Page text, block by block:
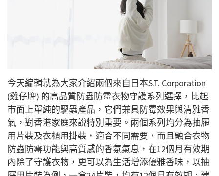
今天編輯就為大家介紹兩個來自日本S.T. Corporation
(雞仔牌) 的高品質防蟲防霉衣物守護系列選擇，比起
市面上單純的驅蟲產品，它們兼具防霉效果與清雅香
氣，對香港家庭來說特別重要。兩個系列均分為抽屜
用片裝及衣櫃用掛裝，適合不同需要，而且融合衣物
防蟲防霉功能與高質感的香氛氣息，在12個月有效期
內除了守護衣物，更可以為生活增添優雅香味，以抽